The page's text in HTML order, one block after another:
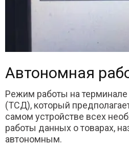
Автономная
Режим работы на
(ТСД), который
самом устройстве всех
работы данных о товарах,
автономным.